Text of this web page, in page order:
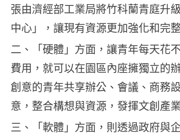
張由濟經部工業局將竹科蘭青庭升
中心」，讓現有資源更加強化和完整
二、「硬體」方面，讓青年每天花
費用，就可以在園區內座擁獨立的
創意的青年共享辦公、會議、商務
意，整合構想與資源，發揮文創產
三、「軟體」方面，則透過政府與